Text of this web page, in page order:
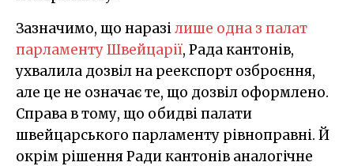
Зазначимо, що наразілише одна з палат
парламенту Швейцарії, Рада кантонів,
ухвалила дозвіл на реекспорт озброєння,
але це не означає те, що дозвіл оформлено.
Справа в тому, що обидві палати
швейцарського парламенту рівноправні. Й
окрім рішення Ради кантонів аналогічне